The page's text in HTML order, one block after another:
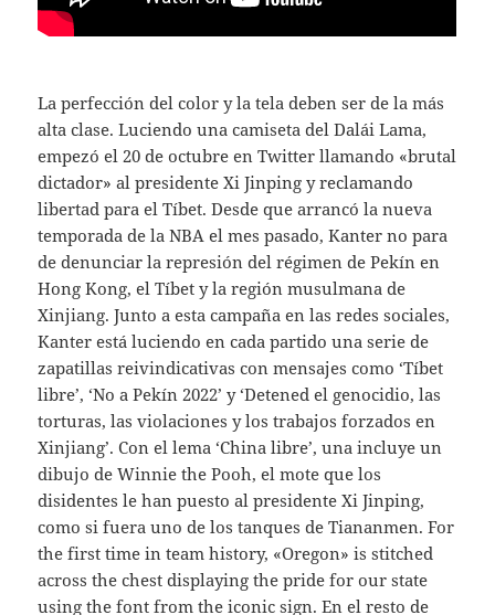
La perfección del color y la tela deben ser de la más
alta clase. Luciendo una camiseta del Dalái Lama,
empezó el 20 de octubre en Twitter llamando «brutal
dictador» al presidente Xi Jinping y reclamando
libertad para el Tíbet. Desde que arrancó la nueva
temporada de la NBA el mes pasado, Kanter no para
de denunciar la represión del régimen de Pekín en
Hong Kong, el Tíbet y la región musulmana de
Xinjiang. Junto a esta campaña en las redes sociales,
Kanter está luciendo en cada partido una serie de
zapatillas reivindicativas con mensajes como ‘Tíbet
libre’, ‘No a Pekín 2022’ y ‘Detened el genocidio, las
torturas, las violaciones y los trabajos forzados en
Xinjiang’. Con el lema ‘China libre’, una incluye un
dibujo de Winnie the Pooh, el mote que los
disidentes le han puesto al presidente Xi Jinping,
como si fuera uno de los tanques de Tiananmen. For
the first time in team history, «Oregon» is stitched
across the chest displaying the pride for our state
using the font from the iconic sign. En el resto de